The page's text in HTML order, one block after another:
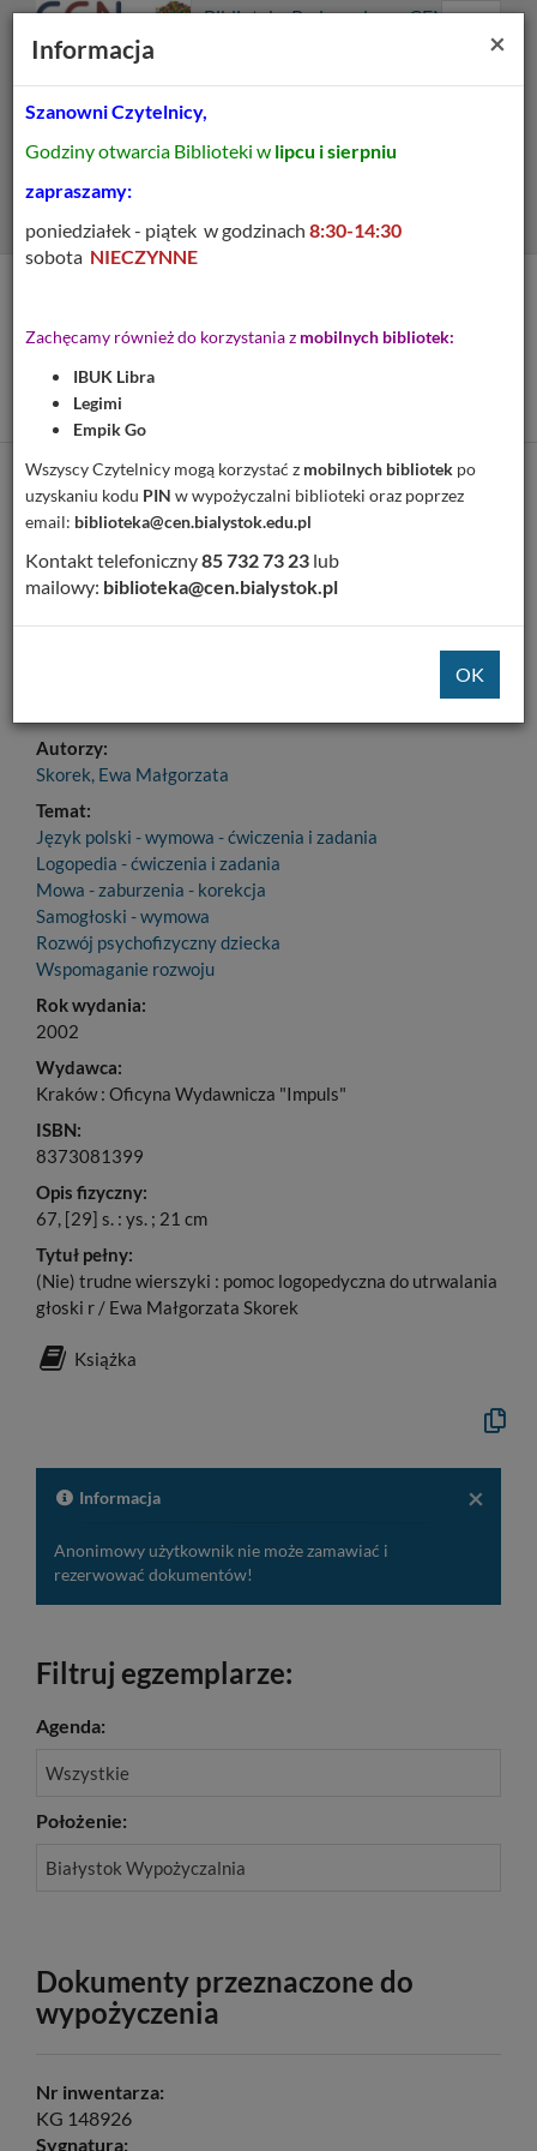
główne
główna
Prolib
główna
Biblioteka Pedagogiczna CEN
Menu
pomoc logopedyczna do
utrwalania głoski r
Cytuj
Dodaj na Twoją półkę
Szczegóły MARC 21
(Nie) trudne wierszyki : pomoc logopedyczna do utrwalania
Autorzy:
Skorek, Ewa Małgorzata
Temat:
Język polski - wymowa - ćwiczenia i zadania
Logopedia - ćwiczenia i zadania
Mowa - zaburzenia - korekcja
Samogłoski - wymowa
Rozwój psychofizyczny dziecka
Wspomaganie rozwoju
Rok wydania:
2002
Wydawca:
Kraków : Oficyna Wydawnicza "Impuls"
ISBN:
8373081399
Opis fizyczny:
67, [29] s. : ys. ; 21 cm
Tytuł pełny:
(Nie) trudne wierszyki : pomoc logopedyczna do utrwalania
głoski r / Ewa Małgorzata Skorek
Książka
Kopiuj
do
×
Informacja
Anonimowy użytkownik nie może zamawiać i
rezerwować dokumentów!
Filtruj egzemplarze:
Agenda:
Wszystkie
Położenie:
Białystok Wypożyczalnia
Dokumenty przeznaczone do
wypożyczenia
Nr inwentarza:
KG 148926
Sygnatura:
×
Informacja
Szanowni Czytelnicy,
Godziny otwarcia Biblioteki w lipcu i sierpniu
zapraszamy:
poniedziałek - piątek w godzinach 8:30-14:30
sobota NIECZYNNE
Zachęcamy również do korzystania z mobilnych bibliotek:
IBUK Libra
Legimi
Empik Go
Wszyscy Czytelnicy mogą korzystać z mobilnych bibliotek po
uzyskaniu kodu PIN w wypożyczalni biblioteki oraz poprzez
email: biblioteka@cen.bialystok.edu.pl
Kontakt telefoniczny85 732 73 23 lub
mailowy: biblioteka@cen.bialystok.pl